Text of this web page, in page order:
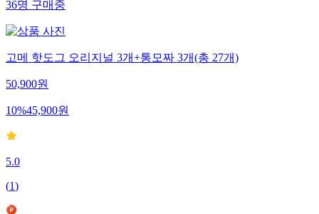
36명구매중
고메 핫도그 오리지널 3개+통모짜 3개(총 27개)
50,900원
10%45,900원
5.0
(1)